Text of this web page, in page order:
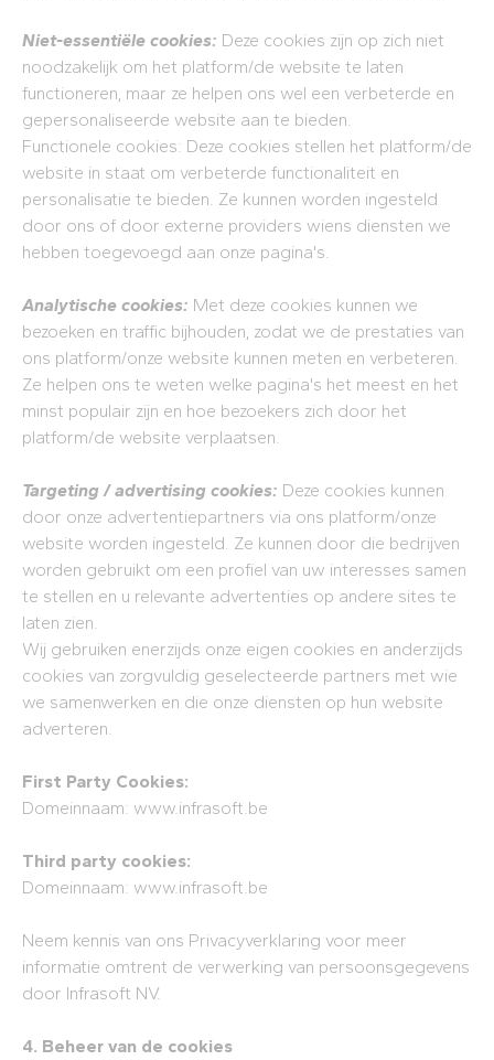
Niet-essentiële cookies: Deze cookies zijn op zich niet
noodzakelijk om het platform/de website te laten
functioneren, maar ze helpen ons wel een verbeterde en
gepersonaliseerde website aan te bieden.
Functionele cookies: Deze cookies stellen het platform/de
website in staat om verbeterde functionaliteit en
personalisatie te bieden. Ze kunnen worden ingesteld
door ons of door externe providers wiens diensten we
hebben toegevoegd aan onze pagina's.
Analytische cookies: Met deze cookies kunnen we
bezoeken en traffic bijhouden, zodat we de prestaties van
ons platform/onze website kunnen meten en verbeteren.
Ze helpen ons te weten welke pagina's het meest en het
minst populair zijn en hoe bezoekers zich door het
platform/de website verplaatsen.
Targeting / advertising cookies: Deze cookies kunnen
door onze advertentiepartners via ons platform/onze
website worden ingesteld. Ze kunnen door die bedrijven
worden gebruikt om een profiel van uw interesses samen
te stellen en u relevante advertenties op andere sites te
laten zien.
Wij gebruiken enerzijds onze eigen cookies en anderzijds
cookies van zorgvuldig geselecteerde partners met wie
we samenwerken en die onze diensten op hun website
adverteren.
First Party Cookies:
Domeinnaam: www.infrasoft.be
Third party cookies:
Domeinnaam: www.infrasoft.be
Neem kennis van ons Privacyverklaring voor meer
informatie omtrent de verwerking van persoonsgegevens
door Infrasoft NV.
4. Beheer van de cookies